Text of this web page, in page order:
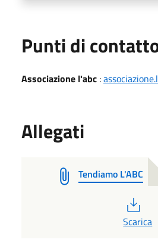
Punti di
Associazione l'abc :
Allegati
Tendiamo L'ABC
PDF
Scarica